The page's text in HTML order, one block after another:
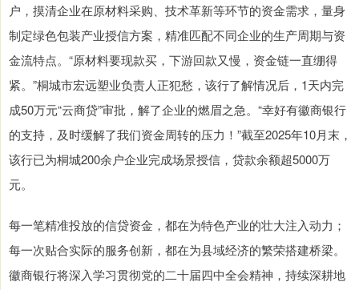
户，摸清企业在原材料采购、技术革新等环节的资金需求，量身
制定绿色包装产业授信方案，精准匹配不同企业的生产周期与资
金流特点。“原材料要现款买，下游回款又慢，资金链一直绷得
紧。”桐城市宏远塑业负责人正犯愁，该行了解情况后，1天内完
成50万元“云商贷”审批，解了企业的燃眉之急。“幸好有徽商银行
的支持，及时缓解了我们资金周转的压力！”截至2025年10月末，
该行已为桐城200余户企业完成场景授信，贷款余额超5000万
元。
每一笔精准投放的信贷资金，都在为特色产业的壮大注入动力；
每一次贴合实际的服务创新，都在为县域经济的繁荣搭建桥梁。
徽商银行将深入学习贯彻党的二十届四中全会精神，持续深耕地